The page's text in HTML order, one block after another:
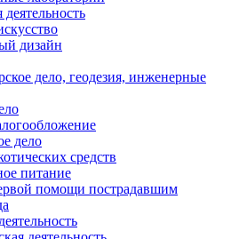
деятельность
дизайн
дело, геодезия, инженерные
дело
средств
питание
помощи пострадавшим